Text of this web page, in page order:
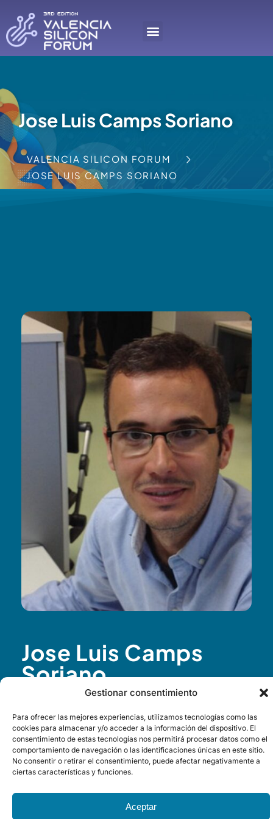
Gestionar consentimiento
Para ofrecer las mejores experiencias, utilizamos tecnologías como las
cookies para almacenar y/o acceder a la información del dispositivo. El
consentimiento de estas tecnologías nos permitirá procesar datos como el
comportamiento de navegación o las identificaciones únicas en este sitio.
No consentir o retirar el consentimiento, puede afectar negativamente a
ciertas características y funciones.
Aceptar
Jose Luis Camps Soriano
VALENCIA SILICON FORUM
JOSE LUIS CAMPS SORIANO
Jose Luis Camps
Soriano
Director of R&D at Power Electronics
With more than 15 years of experience in Power
Electronics, he has also worked at DS2 on the design of
PLC communication chips and has in-depth knowledge of
the semiconductor industry